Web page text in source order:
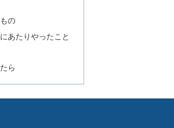
の
あたりやったこと
ら